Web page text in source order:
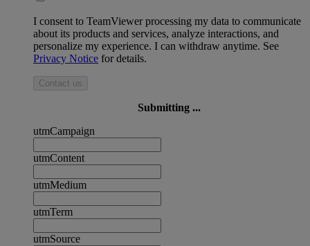
I consent to TeamViewer processing my data to communicate
about its products and services, analyze interactions, and
personalize my experience. I can withdraw anytime. See
Privacy Notice for details.
Contact us
Submitting ...
utmCampaign
utmContent
utmMedium
utmTerm
utmSource